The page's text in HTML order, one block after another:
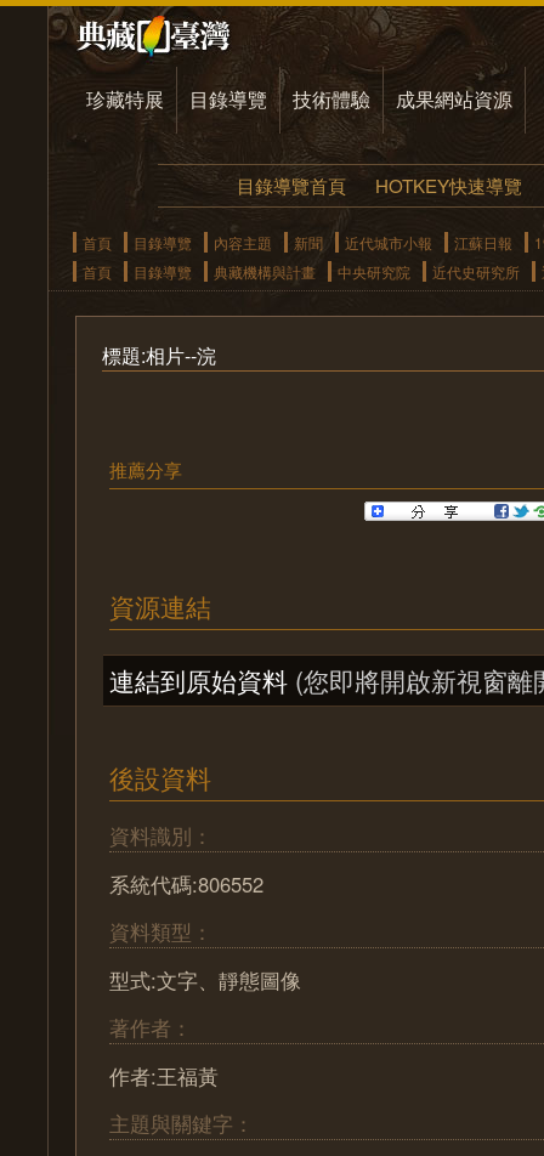
珍藏特展 目錄導覽 技術體驗 成果網站資源
目錄導覽首頁 HOTKEY快速導覽
首頁 目錄導覽 內容主題 新聞 近代城市小報 江蘇日報
首頁
目錄導覽 典藏機構與計畫 中央研究院 近代史研究所
標題:相片--浣
推薦分享
資源連結
連結到原始資料 (您即將開啟新視窗離
後設資料
資料識別：
系統代碼:806552
資料類型：
型式:文字、靜態圖像
著作者：
作者:王福黃
主題與關鍵字：